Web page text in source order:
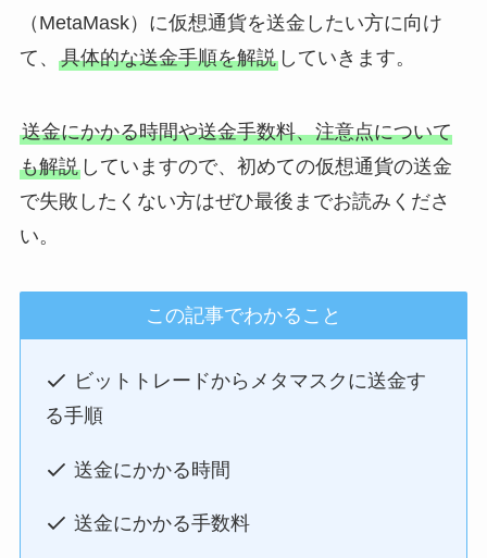
（MetaMask）に仮想通貨を送金したい方に向け
て、 具体的な送金手順を解説していきます。
送金にかかる時間や送金手数料、注意点について
も解説していますので、初めての仮想通貨の送金
で失敗したくない方はぜひ最後までお読みくださ
い。
この記事でわかること
ビットトレードからメタマスクに送金す
る手順
送金にかかる時間
送金にかかる手数料